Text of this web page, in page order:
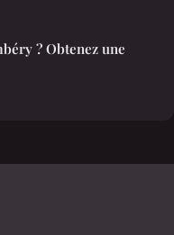
? Obtenez une